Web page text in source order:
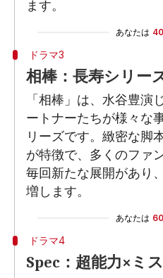
ます。
あなたは
ドラマ3
相棒：長寿シリー
「相棒」は、水谷豊演
ートナーたちが様々な
リーズです。緻密な脚
が特徴で、多くのファ
毎回新たな展開があり
増します。
あなたは
ドラマ4
Spec：超能力×ミ